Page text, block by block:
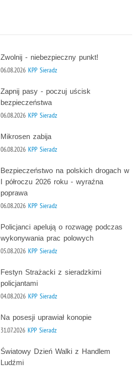
Zwolnij - niebezpieczny punkt!
06.08.2026 KPP Sieradz
Zapnij pasy - poczuj uścisk
bezpieczeństwa
06.08.2026 KPP Sieradz
Mikrosen zabija
06.08.2026 KPP Sieradz
Bezpieczeństwo na polskich drogach w
I półroczu 2026 roku - wyraźna
poprawa
06.08.2026 KPP Sieradz
Policjanci apelują o rozwagę podczas
wykonywania prac polowych
05.08.2026 KPP Sieradz
Festyn Strażacki z sieradzkimi
policjantami
04.08.2026 KPP Sieradz
Na posesji uprawiał konopie
31.07.2026 KPP Sieradz
Światowy Dzień Walki z Handlem
Ludźmi